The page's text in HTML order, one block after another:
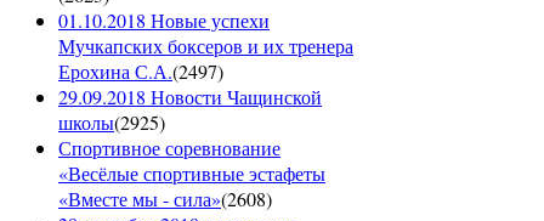
01.10.2018 Новые успехи
Мучкапских боксеров и их тренера
Ерохина С.А.(2497)
29.09.2018 Новости Чащинской
школы(2925)
Спортивное соревнование
«Весёлые спортивные эстафеты
«Вместе мы - сила»(2608)